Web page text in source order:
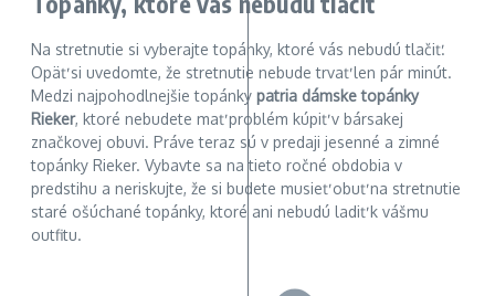
Na stretnutie si vyberajte topánky, ktoré vás nebudú tlačiť.
Opäť si uvedomte, že stretnutie nebude trvať len pár minút.
Medzi najpohodlnejšie topánky patria dámske topánky
Rieker, ktoré nebudete mať problém kúpiť v bársakej
značkovej obuvi. Práve teraz sú v predaji jesenné a zimné
topánky Rieker. Vybavte sa na tieto ročné obdobia v
predstihu a neriskujte, že si budete musieť obuť na stretnutie
staré ošúchané topánky, ktoré ani nebudú ladiť k vášmu
outfitu.